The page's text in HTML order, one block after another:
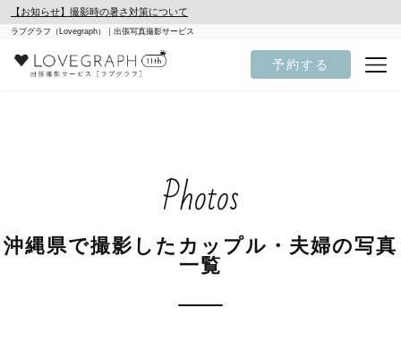
【お知らせ】撮影時の暑さ対策について
ラブグラフ（Lovegraph）｜出張写真撮影サービス
予約する
Photos
沖縄県で撮影したカップル・夫婦の写真
一覧